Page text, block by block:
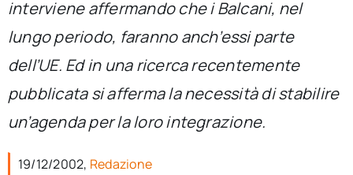
Chi siamo
per:
interviene affermando che i Balcani, nel
lungo periodo, faranno anch’essi parte
dell’UE. Ed in una ricerca recentemente
pubblicata si afferma la necessità di stabilire
un’agenda per la loro integrazione.
19/12/2002, Redazione